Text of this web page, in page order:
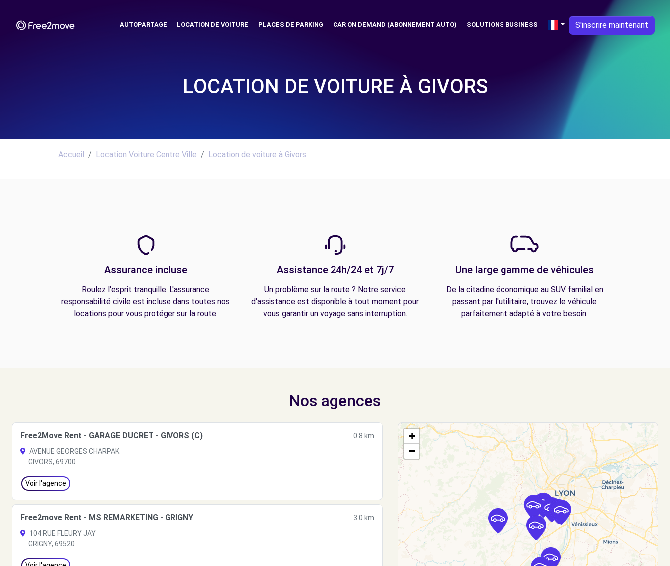
AUTOPARTAGE LOCATION DE VOITURE PLACES DE PARKING CAR ON DEMAND (ABONNEMENT AUTO) SOLUTIONS BUSINESS S'inscrire maintenant
LOCATION DE VOITURE À GIVORS
Accueil Location Voiture Centre Ville Location de voiture à Givors
Assurance incluse
Roulez l'esprit tranquille. L'assurance
responsabilité civile est incluse dans toutes nos
locations pour vous protéger sur la route.
Assistance 24h/24 et 7j/7
Un problème sur la route ? Notre service
d'assistance est disponible à tout moment pour
vous garantir un voyage sans interruption.
Une large gamme de véhicules
De la citadine économique au SUV familial en
passant par l'utilitaire, trouvez le véhicule
parfaitement adapté à votre besoin.
Nos agences
Free2Move Rent - GARAGE DUCRET - GIVORS (C)
0.8 km
AVENUE GEORGES CHARPAK
GIVORS, 69700
Voir l'agence
Free2move Rent - MS REMARKETING - GRIGNY
3.0 km
104 RUE FLEURY JAY
GRIGNY, 69520
+
−